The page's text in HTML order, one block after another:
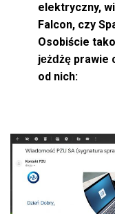
elektryczny,
Falcon, czy
Osobiście
jeżdżę prawie
od nich: